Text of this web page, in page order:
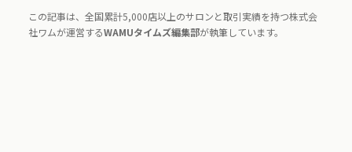
この記事は、全国累計5,000店以上のサロンと取引実績を持つ株式会
社ワムが運営するWAMUタイムズ編集部が執筆しています。